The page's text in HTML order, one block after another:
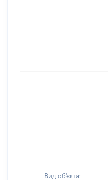
Вид об'єкта: